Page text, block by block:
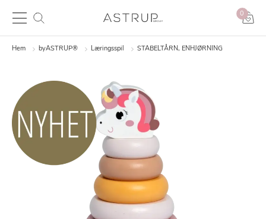
0
Hem byASTRUP® Læringsspil STABELTÅRN, ENHJØRNING